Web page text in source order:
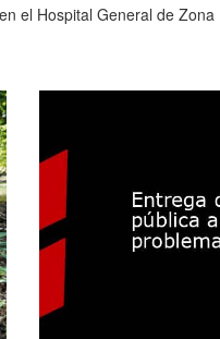
el Hospital General de Zona